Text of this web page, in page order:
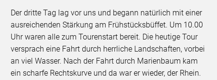
Der dritte Tag lag vor uns und begann natürlich mit einer
ausreichenden Stärkung am Frühstücksbüffet. Um 10.00
Uhr waren alle zum Tourenstart bereit. Die heutige Tour
versprach eine Fahrt durch herrliche Landschaften, vorbei
an viel Wasser. Nach der Fahrt durch Marienbaum kam
ein scharfe Rechtskurve und da war er wieder, der Rhein.